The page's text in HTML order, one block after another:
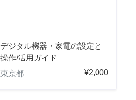
デジタル機器・家電の設定と
操作/活用ガイド
東京都
¥2,000